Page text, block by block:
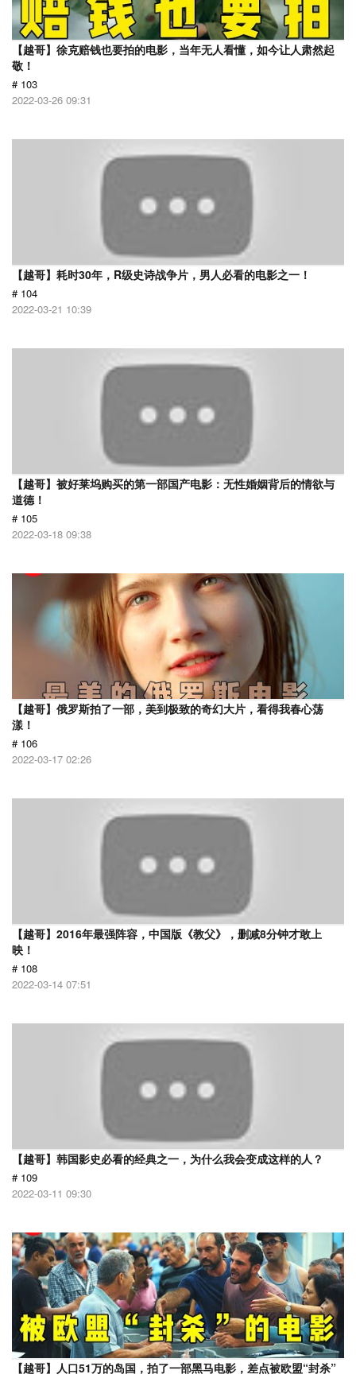
【越哥】徐克赔钱也要拍的电影，当年无人看懂，如今让人肃然起
敬！
# 103
2022-03-26 09:31
【越哥】耗时30年，R级史诗战争片，男人必看的电影之一！
# 104
2022-03-21 10:39
【越哥】被好莱坞购买的第一部国产电影：无性婚姻背后的情欲与
道德！
# 105
2022-03-18 09:38
【越哥】俄罗斯拍了一部，美到极致的奇幻大片，看得我春心荡
漾！
# 106
2022-03-17 02:26
【越哥】2016年最强阵容，中国版《教父》，删减8分钟才敢上
映！
# 108
2022-03-14 07:51
【越哥】韩国影史必看的经典之一，为什么我会变成这样的人？
# 109
2022-03-11 09:30
【越哥】人口51万的岛国，拍了一部黑马电影，差点被欧盟“封杀”